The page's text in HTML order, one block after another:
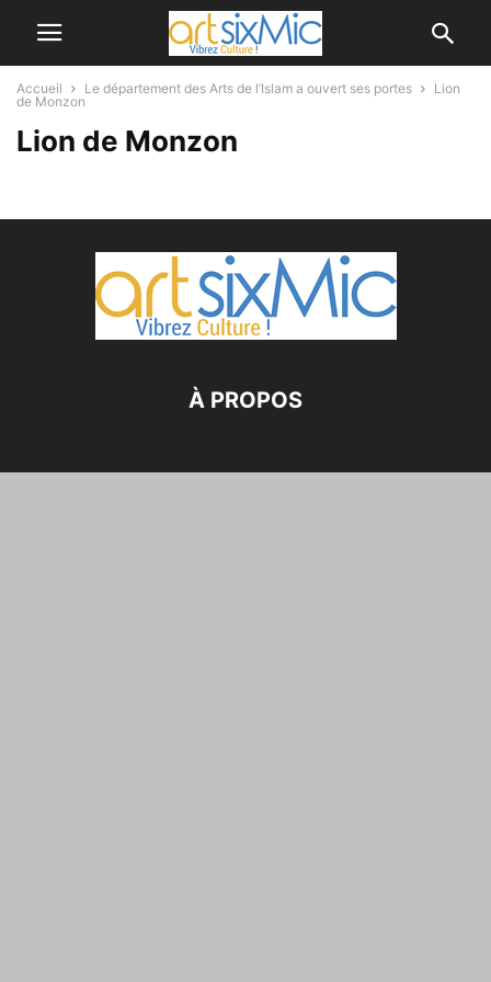
Accueil Le département des Arts de l’Islam a ouvert ses portes
Lion
de Monzon
Lion de Monzon
À PROPOS